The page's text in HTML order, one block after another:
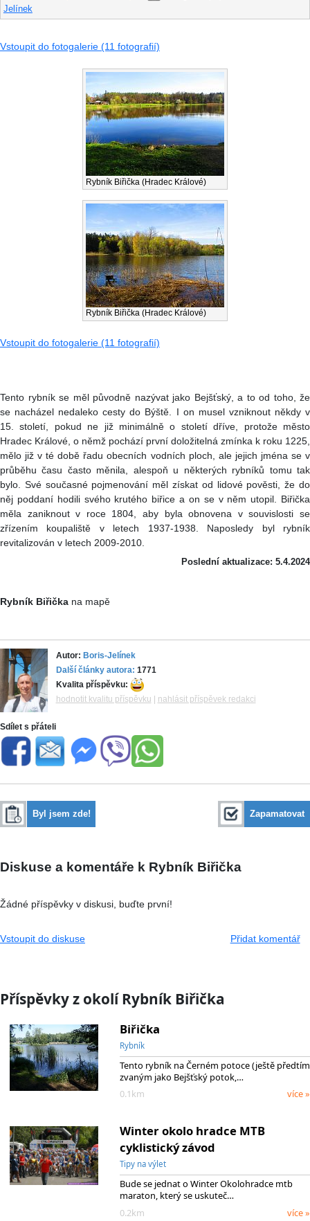
Jelínek
Vstoupit do fotogalerie (11 fotografií)
Rybník Biřička (Hradec Králové)
Rybník Biřička (Hradec Králové)
Vstoupit do fotogalerie (11 fotografií)
Tento rybník se měl původně nazývat jako Bejšťský, a to od toho, že
se nacházel nedaleko cesty do Býště. I on musel vzniknout někdy v
15. století, pokud ne již minimálně o století dříve, protože město
Hradec Králové, o němž pochází první doložitelná zmínka k roku 1225,
mělo již v té době řadu obecních vodních ploch, ale jejich jména se v
průběhu času často měnila, alespoň u některých rybníků tomu tak
bylo. Své současné pojmenování měl získat od lidové pověsti, že do
něj poddaní hodili svého krutého biřice a on se v něm utopil. Biřička
měla zaniknout v roce 1804, aby byla obnovena v souvislosti se
zřízením koupaliště v letech 1937-1938. Naposledy byl rybník
revitalizován v letech 2009-2010.
Poslední aktualizace: 5.4.2024
Rybník Biřička na mapě
Autor: Boris-Jelínek
Další články autora: 1771
Kvalita příspěvku:
hodnotit kvalitu příspěvku
nahlásit příspěvek redakci
Sdílet s přáteli
Byl jsem zde! Zapamatovat
Diskuse a komentáře k Rybník Biřička
Žádné příspěvky v diskusi, buďte první!
Vstoupit do diskuse Přidat komentář
Příspěvky z okolí Rybník Biřička
Biřička
Rybník
Tento rybník na Černém potoce (ještě předtím
zvaným jako Bejšťský potok,…
0.1km
více »
Winter okolo hradce MTB
cyklistický závod
Tipy na výlet
Bude se jednat o Winter Okolohradce mtb
maraton, který se uskuteč…
0.2km
více »